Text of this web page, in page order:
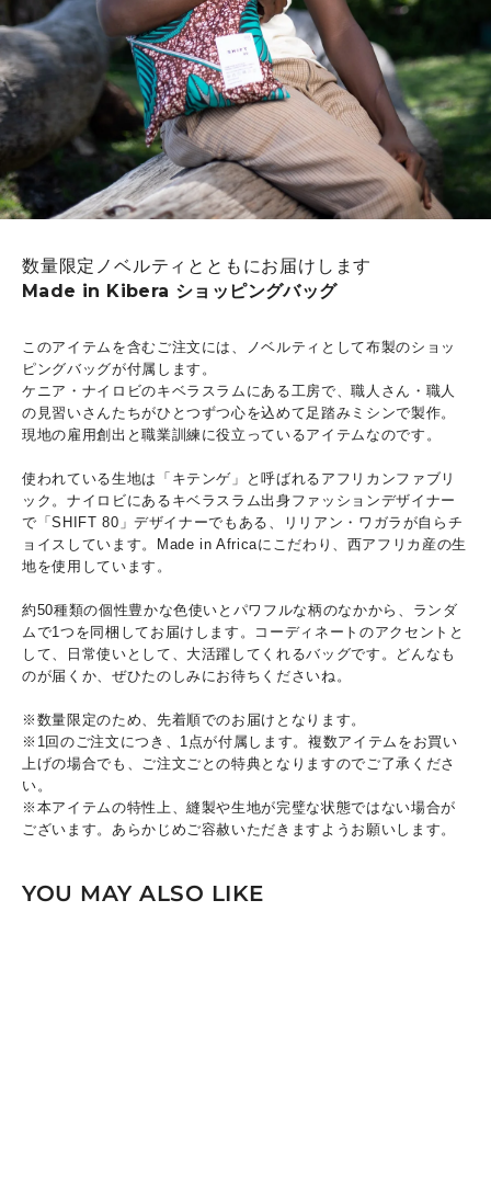
数量限定ノベルティとともにお届けします
Made in Kibera ショッピングバッグ
このアイテムを含むご注文には、ノベルティとして布製のショッ
ピングバッグが付属します。
ケニア・ナイロビのキベラスラムにある工房で、職人さん・職人
の見習いさんたちがひとつずつ心を込めて足踏みミシンで製作。
現地の雇用創出と職業訓練に役立っているアイテムなのです。
使われている生地は「キテンゲ」と呼ばれるアフリカンファブリ
ック。ナイロビにあるキベラスラム出身ファッションデザイナー
で「SHIFT 80」デザイナーでもある、リリアン・ワガラが自らチ
ョイスしています。Made in Africaにこだわり、西アフリカ産の生
地を使用しています。
約50種類の個性豊かな色使いとパワフルな柄のなかから、ランダ
ムで1つを同梱してお届けします。コーディネートのアクセントと
して、日常使いとして、大活躍してくれるバッグです。どんなも
のが届くか、ぜひたのしみにお待ちくださいね。
※数量限定のため、先着順でのお届けとなります。
※1回のご注文につき、1点が付属します。複数アイテムをお買い
上げの場合でも、ご注文ごとの特典となりますのでご了承くださ
い。
※本アイテムの特性上、縫製や生地が完璧な状態ではない場合が
ございます。あらかじめご容赦いただきますようお願いします。
YOU MAY ALSO LIKE